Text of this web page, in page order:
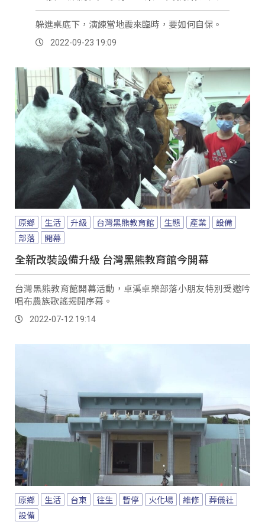
躲進桌底下，演練當地震來臨時，要如何自保。
2022-09-23 19:09
原鄉 生活 升級 台灣黑熊教育館 生態 產業
設備
部落
開幕
全新改裝設備升級 台灣黑熊教育館今開幕
台灣黑熊教育館開幕活動，卓溪卓樂部落小朋友特別受邀吟
唱布農族歌謠揭開序幕。
2022-07-12 19:14
原鄉 生活 台東 往生 暫停 火化場 維修
葬儀社
設備